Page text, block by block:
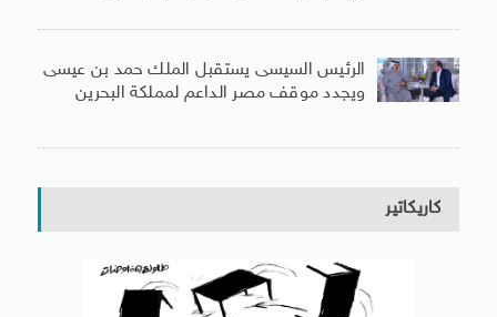
الرئيس السيسى يستقبل الملك حمد بن عيسى
ويجدد موقف مصر الداعم لمملكة البحرين
كاريكاتير